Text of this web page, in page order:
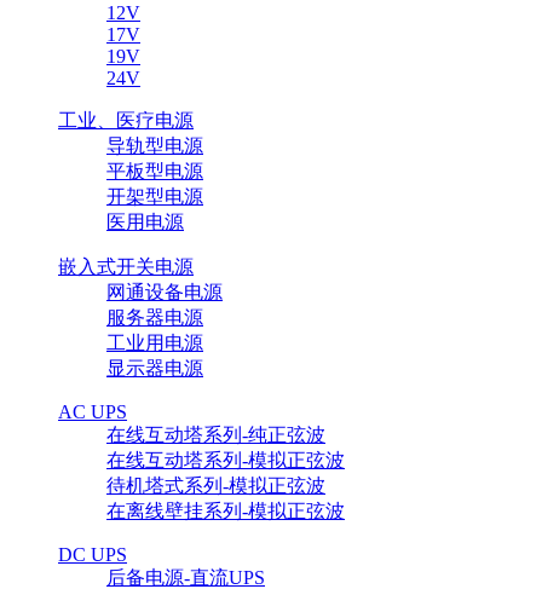
12V
17V
19V
24V
工业、医疗电源
导轨型电源
平板型电源
开架型电源
医用电源
嵌入式开关电源
网通设备电源
服务器电源
工业用电源
显示器电源
AC UPS
在线互动塔系列-纯正弦波
在线互动塔系列-模拟正弦波
待机塔式系列-模拟正弦波
在离线壁挂系列-模拟正弦波
DC UPS
后备电源-直流UPS